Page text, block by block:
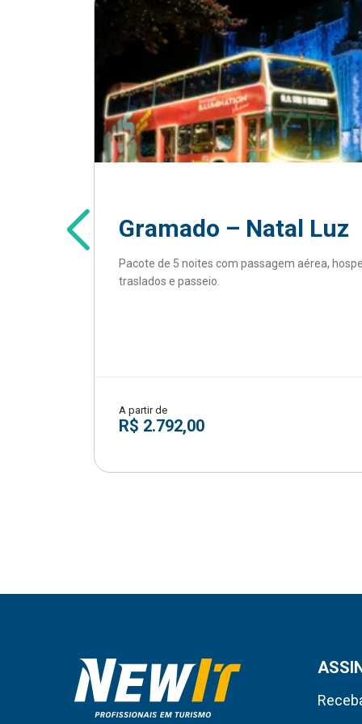
Gramado – Natal Luz
Pacote de 5 noites com passagem aérea,
traslados e passeio.
A partir de
R$ 2.792,00